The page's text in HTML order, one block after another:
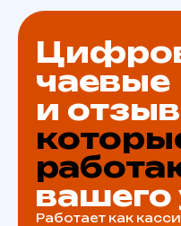
чаевые
и
вашего
Работает как